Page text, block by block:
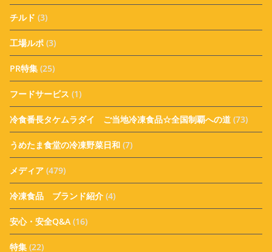
チルド (3)
工場ルポ (3)
PR特集 (25)
フードサービス (1)
冷食番長タケムラダイ ご当地冷凍食品☆全国制覇への道 (73)
うめたま食堂の冷凍野菜日和 (7)
メディア (479)
冷凍食品 ブランド紹介 (4)
安心・安全Q&A (16)
特集 (22)